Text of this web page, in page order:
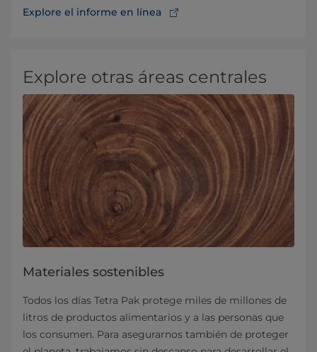
Explore el informe en línea
Explore otras áreas centrales
Materiales sostenibles
Todos los días Tetra Pak protege miles de millones de
litros de productos alimentarios y a las personas que
los consumen. Para asegurarnos también de proteger